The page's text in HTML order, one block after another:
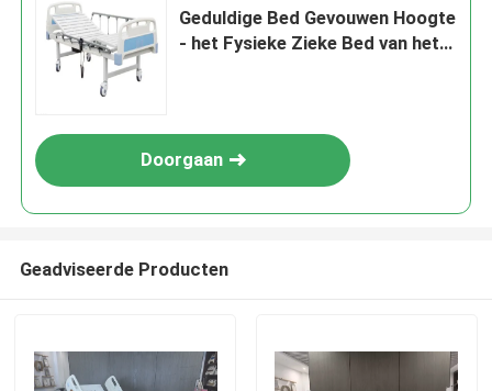
Geduldige Bed Gevouwen Hoogte
- het Fysieke Zieke Bed van het
Doorgaan
Geadviseerde Producten